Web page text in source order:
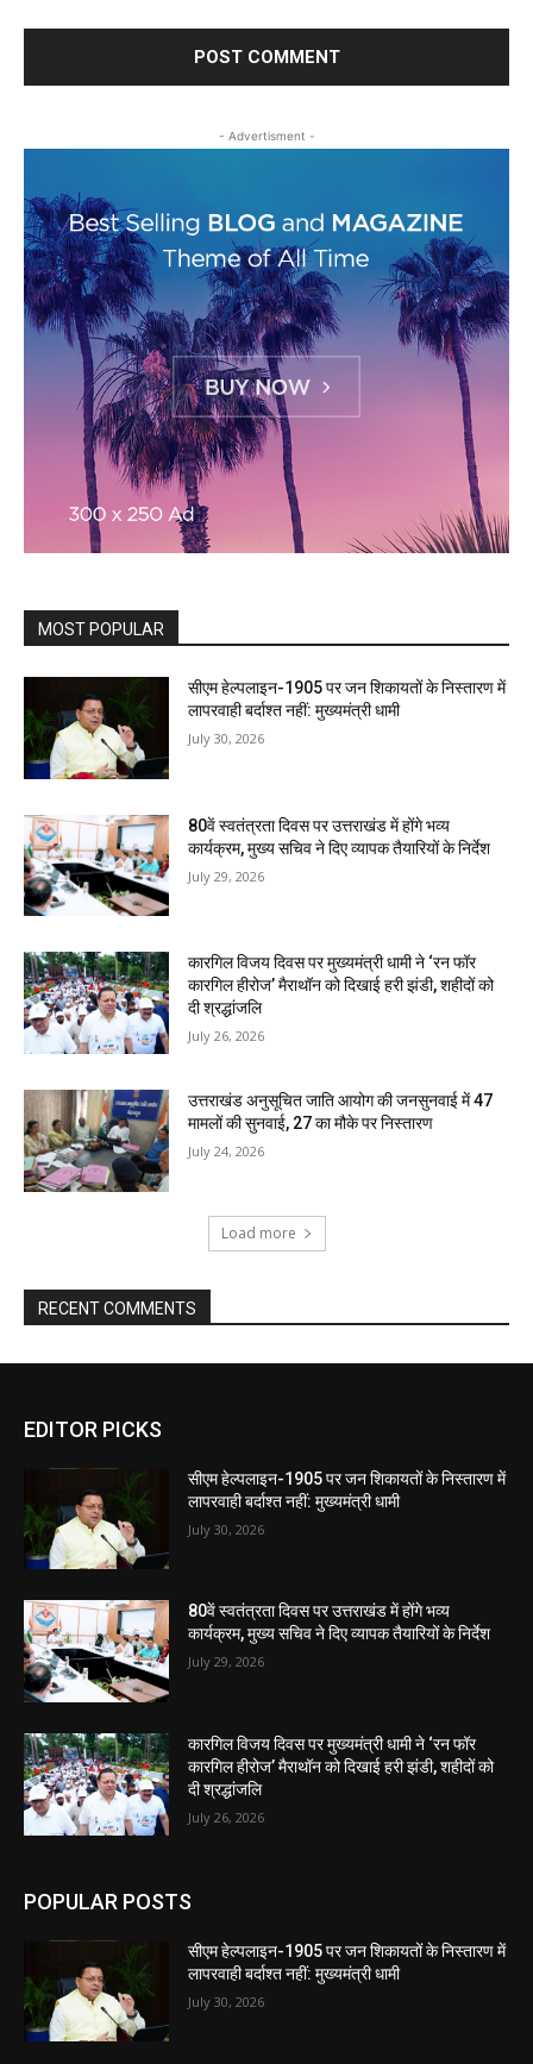
- Advertisment -
MOST POPULAR
सीएम हेल्पलाइन-1905 पर जन शिकायतों के निस्तारण में
लापरवाही बर्दाश्त नहीं: मुख्यमंत्री धामी
July 30, 2026
80वें स्वतंत्रता दिवस पर उत्तराखंड में होंगे भव्य
कार्यक्रम, मुख्य सचिव ने दिए व्यापक तैयारियों के निर्देश
July 29, 2026
कारगिल विजय दिवस पर मुख्यमंत्री धामी ने ‘रन फॉर
कारगिल हीरोज’ मैराथॉन को दिखाई हरी झंडी, शहीदों को
दी श्रद्धांजलि
July 26, 2026
उत्तराखंड अनुसूचित जाति आयोग की जनसुनवाई में 47
मामलों की सुनवाई, 27 का मौके पर निस्तारण
July 24, 2026
Load more
RECENT COMMENTS
EDITOR PICKS
सीएम हेल्पलाइन-1905 पर जन शिकायतों के निस्तारण में
लापरवाही बर्दाश्त नहीं: मुख्यमंत्री धामी
July 30, 2026
80वें स्वतंत्रता दिवस पर उत्तराखंड में होंगे भव्य
कार्यक्रम, मुख्य सचिव ने दिए व्यापक तैयारियों के निर्देश
July 29, 2026
कारगिल विजय दिवस पर मुख्यमंत्री धामी ने ‘रन फॉर
कारगिल हीरोज’ मैराथॉन को दिखाई हरी झंडी, शहीदों को
दी श्रद्धांजलि
July 26, 2026
POPULAR POSTS
सीएम हेल्पलाइन-1905 पर जन शिकायतों के निस्तारण में
लापरवाही बर्दाश्त नहीं: मुख्यमंत्री धामी
July 30, 2026